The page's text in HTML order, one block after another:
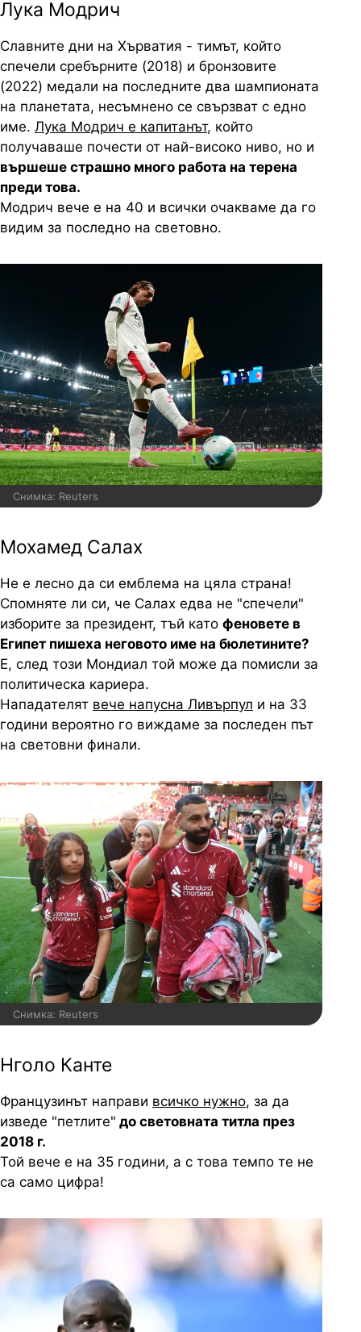
Лука Модрич
Славните дни на Хърватия - тимът, който
спечели сребърните (2018) и бронзовите
(2022) медали на последните два шампионата
на планетата, несъмнено се свързват с едно
име. Лука Модрич е капитанът, който
получаваше почести от най-високо ниво, но и
вършеше страшно много работа на терена
преди това.
Модрич вече е на 40 и всички очакваме да го
видим за последно на световно.
Снимка: Reuters
Мохамед Салах
Не е лесно да си емблема на цяла страна!
Спомняте ли си, че Салах едва не "спечели"
изборите за президент, тъй като феновете в
Египет пишеха неговото име на бюлетините?
Е, след този Мондиал той може да помисли за
политическа кариера.
Нападателят вече напусна Ливърпул и на 33
години вероятно го виждаме за последен път
на световни финали.
Снимка: Reuters
Нголо Канте
Французинът направи всичко нужно, за да
изведе "петлите" до световната титла през
2018 г.
Той вече е на 35 години, а с това темпо те не
са само цифра!